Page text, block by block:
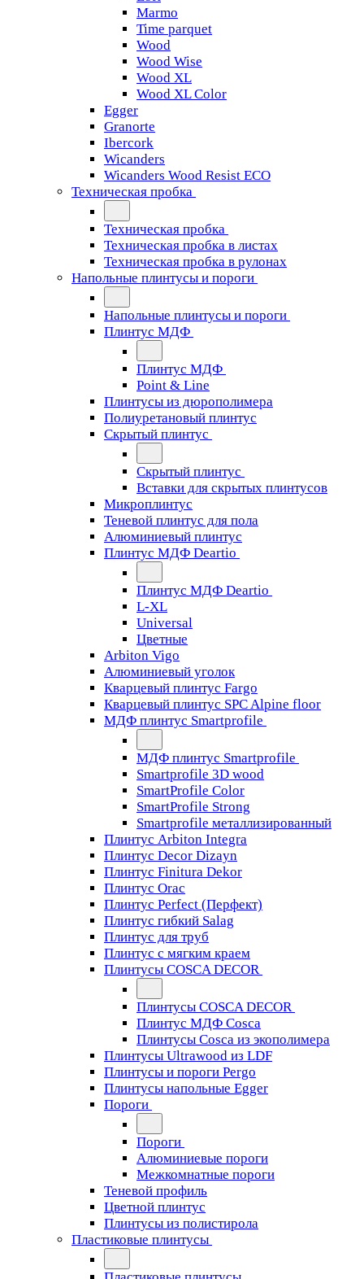
Marmo
Time parquet
Wood
Wood Wise
Wood XL
Wood XL Color
Egger
Granorte
Ibercork
Wicanders
Wicanders Wood Resist ECO
Техническая пробка
Техническая пробка
Техническая пробка в листах
Техническая пробка в рулонах
Напольные плинтусы и пороги
Напольные плинтусы и пороги
Плинтус МДФ
Плинтус МДФ
Point & Line
Плинтусы из дюрополимера
Полиуретановый плинтус
Скрытый плинтус
Скрытый плинтус
Вставки для скрытых плинтусов
Микроплинтус
Теневой плинтус для пола
Алюминиевый плинтус
Плинтус МДФ Deartio
Плинтус МДФ Deartio
L-XL
Universal
Цветные
Arbiton Vigo
Алюминиевый уголок
Кварцевый плинтус Fargo
Кварцевый плинтус SPC Alpine floor
МДФ плинтус Smartprofile
МДФ плинтус Smartprofile
Smartprofile 3D wood
SmartProfile Color
SmartProfile Strong
Smartprofile металлизированный
Плинтус Arbiton Integra
Плинтус Decor Dizayn
Плинтус Finitura Dekor
Плинтус Orac
Плинтус Perfect (Перфект)
Плинтус гибкий Salag
Плинтус для труб
Плинтус с мягким краем
Плинтусы COSCA DECOR
Плинтусы COSCA DECOR
Плинтус МДФ Cosca
Плинтусы Cosca из экополимера
Плинтусы Ultrawood из LDF
Плинтусы и пороги Pergo
Плинтусы напольные Egger
Пороги
Пороги
Алюминиевые пороги
Межкомнатные пороги
Теневой профиль
Цветной плинтус
Плинтусы из полистирола
Пластиковые плинтусы